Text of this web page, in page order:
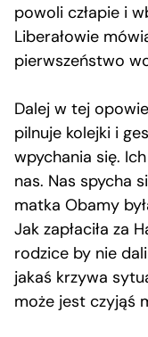
powoli człapie i
Liberałowie
pierwszeństwo
Dalej w tej
pilnuje kolejki i
wpychania się.
nas. Nas spycha
matka Obamy
Jak zapłaciła za
rodzice by nie
jakaś krzywa
może jest czyjąś